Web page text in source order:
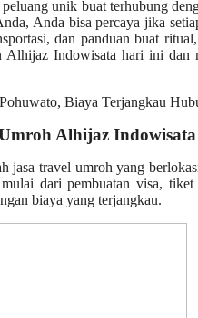
unik buat terhubung
Anda bisa percaya jika
dan panduan buat
Alhijaz Indowisata hari ini
Alhijaz Indowisata
travel umroh yang
dari pembuatan visa,
biaya yang terjangkau.